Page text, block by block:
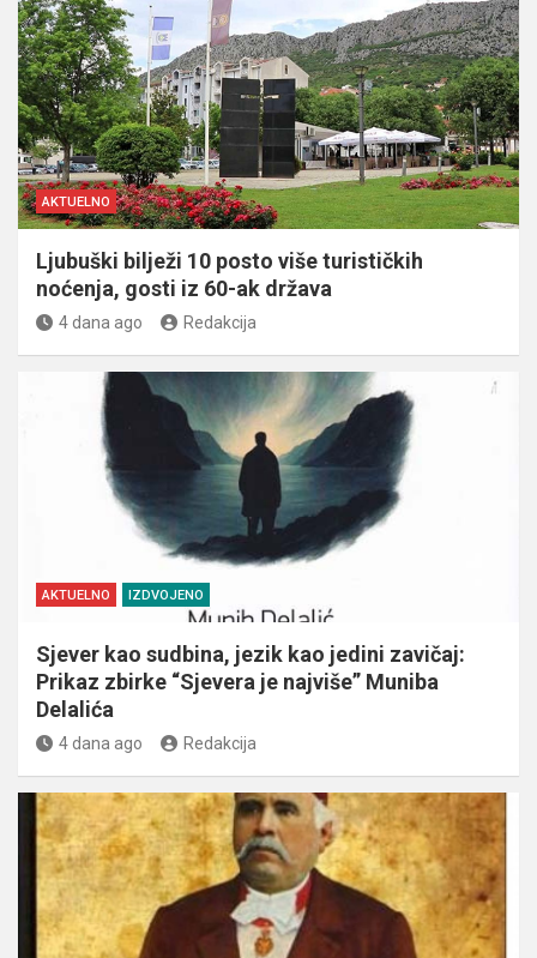
AKTUELNO
Ljubuški bilježi 10 posto više turističkih
noćenja, gosti iz 60-ak država
4 dana ago Redakcija
AKTUELNO IZDVOJENO
Sjever kao sudbina, jezik kao jedini zavičaj:
Prikaz zbirke “Sjevera je najviše” Muniba
Delalića
4 dana ago Redakcija